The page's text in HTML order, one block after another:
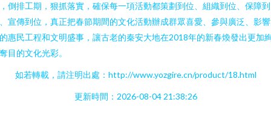
倒排工期，狠抓落實，確保每一項活動都策劃到位、組織到位、保障到
宣傳到位，真正把春節期間的文化活動辦成群眾喜愛、參與廣泛、影
惠民工程和文明盛事，讓古老的秦安大地在2018年的新春煥發出更加
目的文化光彩。
如若轉載，請注明出處：http://www.yozgire.cn/product/18.html
更新時間：2026-08-04 21:38:26